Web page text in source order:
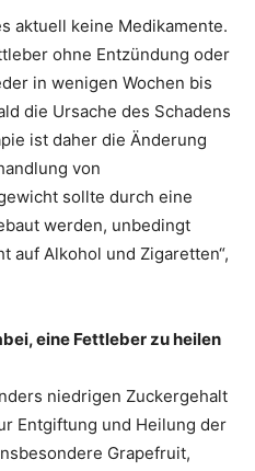
aktuell keine Medikamente.
ohne Entzündung oder
in wenigen Wochen bis
die Ursache des Schadens
ist daher die Änderung
von
sollte durch eine
werden, unbedingt
auf Alkohol und Zigaretten“,
eine Fettleber zu heilen
niedrigen Zuckergehalt
Entgiftung und Heilung der
Grapefruit,